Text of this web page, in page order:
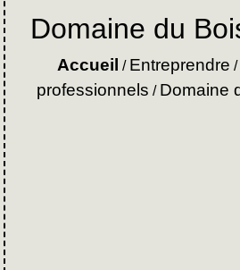
Domaine du
Accueil / Entreprendre /
professionnels / Domaine